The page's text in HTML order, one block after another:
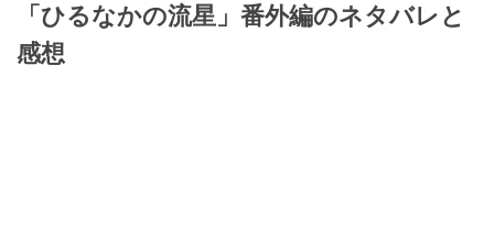
「ひるなかの流星」番外編のネタバレと
感想